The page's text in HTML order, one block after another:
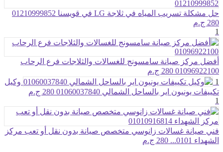
حل مشكلة تسريب المياه في ثلاجة LG في قويسنا 01210999852
280 ج.م
1
أفضل مركز صيانة سامسونج للغسالات والثلاجات فرع الرحاب
01096922100 280 ج.م
1
وكيل
تكييفات يونيون اير بالساحل الشمالي 01060037840
280 ج.م
1
فني صيانة غسالات زانوسي متخصص صيانة بدون نقل أو تعب مركز
الشهداء 0101...
280 ج.م